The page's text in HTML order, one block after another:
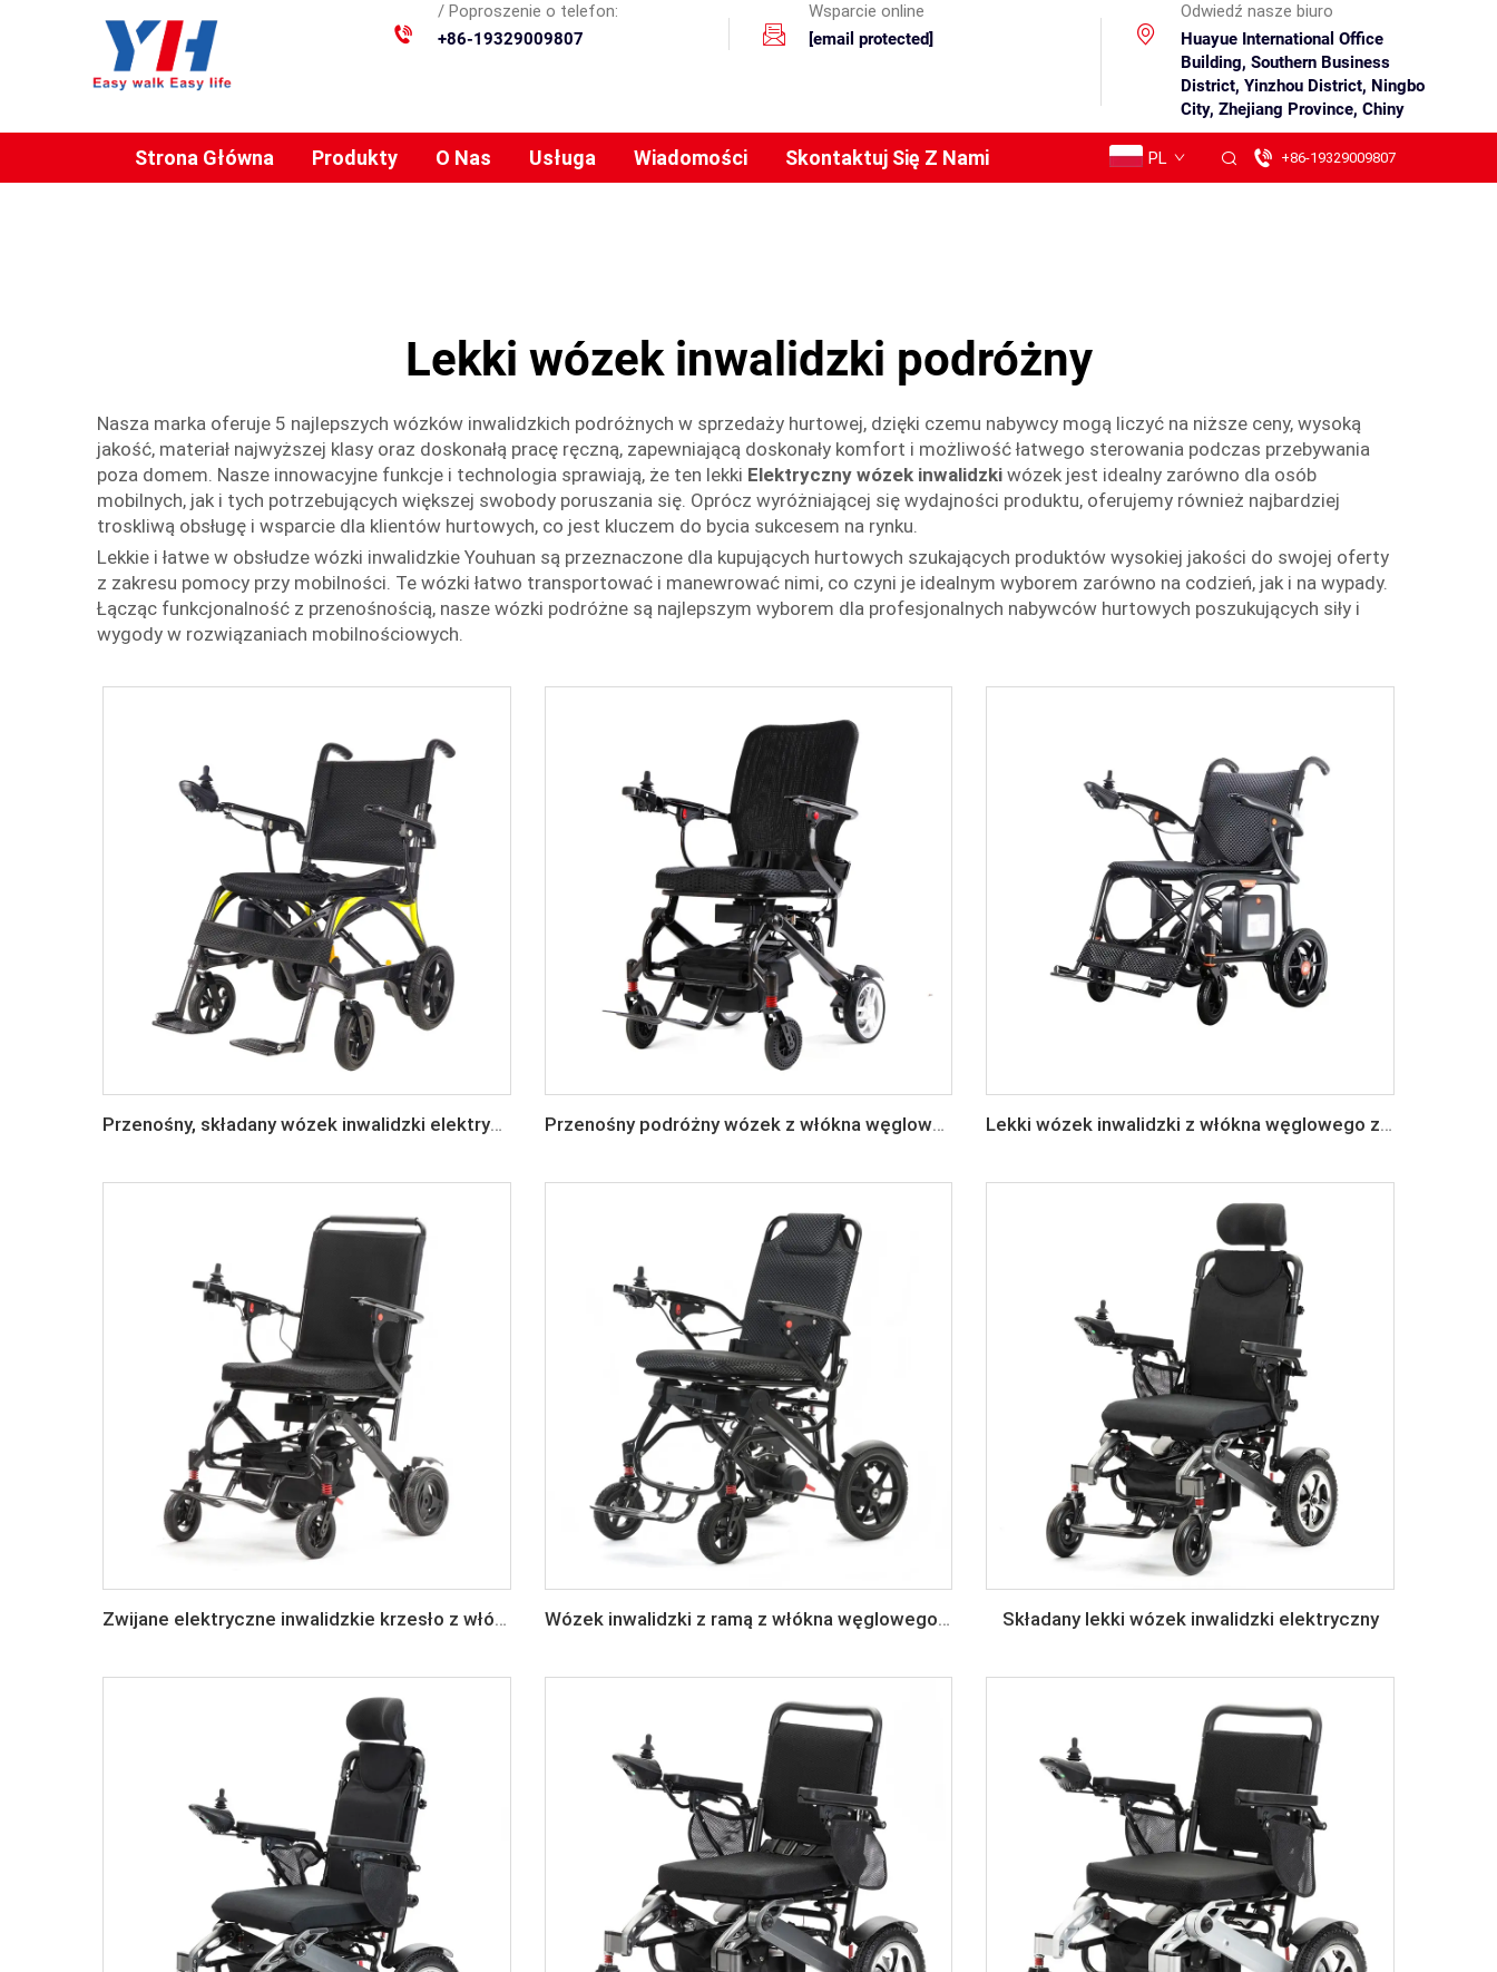
/ Poproszenie o telefon:
+86-19329009807
Wsparcie online
[email protected]
Odwiedź nasze biuro
Huayue International Office
Building, Southern Business
District, Yinzhou District, Ningbo
City, Zhejiang Province, Chiny
Strona Główna Produkty O Nas Usługa Wiadomości Skontaktuj Się Z Nami PL +86-19329009807
Lekki wózek inwalidzki podróżny
Nasza marka oferuje 5 najlepszych wózków inwalidzkich podróżnych w sprzedaży hurtowej, dzięki czemu nabywcy mogą liczyć na niższe ceny, wysoką
jakość, materiał najwyższej klasy oraz doskonałą pracę ręczną, zapewniającą doskonały komfort i możliwość łatwego sterowania podczas przebywania
poza domem. Nasze innowacyjne funkcje i technologia sprawiają, że ten lekki Elektryczny wózek inwalidzki wózek jest idealny zarówno dla osób
mobilnych, jak i tych potrzebujących większej swobody poruszania się. Oprócz wyróżniającej się wydajności produktu, oferujemy również najbardziej
troskliwą obsługę i wsparcie dla klientów hurtowych, co jest kluczem do bycia sukcesem na rynku.
Lekkie i łatwe w obsłudze wózki inwalidzkie Youhuan są przeznaczone dla kupujących hurtowych szukających produktów wysokiej jakości do swojej oferty
z zakresu pomocy przy mobilności. Te wózki łatwo transportować i manewrować nimi, co czyni je idealnym wyborem zarówno na codzień, jak i na wypady.
Łącząc funkcjonalność z przenośnością, nasze wózki podróżne są najlepszym wyborem dla profesjonalnych nabywców hurtowych poszukujących siły i
wygody w rozwiązaniach mobilnościowych.
Przenośny, składany wózek inwalidzki elektryczny z włókna węglowego, z lekkim akumulatorem litowym 24 V Przenośny podróżny wózek z włókna węglowego z napędem elektrycznym Lekki wózek inwalidzki z włókna węglowego z napędem elektrycznym
Zwijane elektryczne inwalidzkie krzesło z włókna węglowego o lekkiej konstrukcji Wózek inwalidzki z ramą z włókna węglowego, składany, inteligentny, elektryczny Składany lekki wózek inwalidzki elektryczny